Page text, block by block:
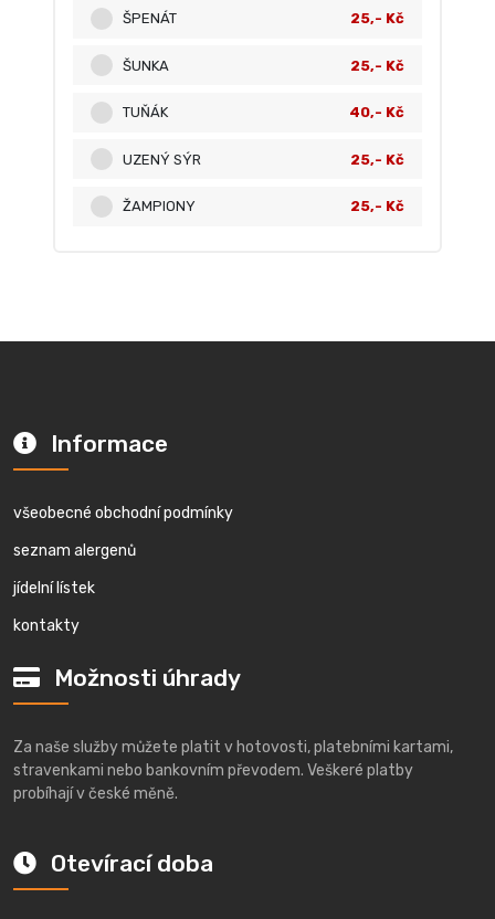
ŠPENÁT 25,- Kč
ŠUNKA 25,- Kč
TUŇÁK 40,- Kč
UZENÝ SÝR 25,- Kč
ŽAMPIONY 25,- Kč
Informace
všeobecné obchodní podmínky
seznam alergenů
jídelní lístek
kontakty
Možnosti úhrady
Za naše služby můžete platit v hotovosti, platebními kartami,
stravenkami nebo bankovním převodem. Veškeré platby
probíhají v české měně.
Otevírací doba